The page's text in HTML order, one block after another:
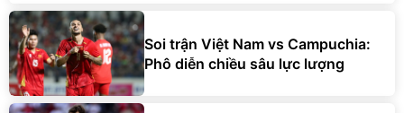
Soi trận Việt Nam vs Campuchia:
Phô diễn chiều sâu lực lượng